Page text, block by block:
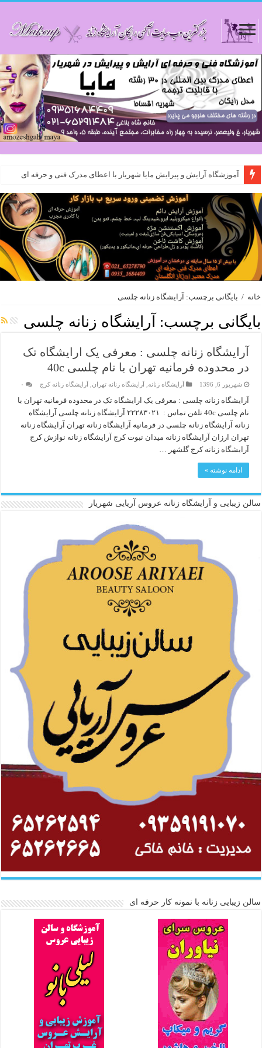
آموزشگاه آرایش و پیرایش مایا شهریار با اعطای مدرک فنی و حرفه ای
خانه / بایگانی برچسب: آرایشگاه زنانه چلسی
بایگانی برچسب: آرایشگاه زنانه چلسی
آرایشگاه زنانه چلسی : معرفی یک ارایشگاه تک
در محدوده فرمانیه تهران با نام چلسی 40c
شهریور 6, 1396 آرایشگاه زنانه ,آرایشگاه زنانه تهران ,آرایشگاه زنانه کرج ۰
آرایشگاه زنانه چلسی : معرفی یک ارایشگاه تک در محدوده فرمانیه تهران با
نام چلسی 40c تلفن تماس : ۲۲۲۸۳۰۲۱ آرایشگاه زنانه چلسی آرایشگاه
زنانه آرایشگاه زنانه چلسی در فرمانیه آرایشگاه زنانه تهران آرایشگاه زنانه
تهران ارزان آرایشگاه زنانه میدان نبوت کرج آرایشگاه زنانه نوازش کرج
آرایشگاه زنانه کرج گلشهر …
ادامه نوشته »
سالن زیبایی و آرایشگاه زنانه عروس آریایی شهریار
سالن زیبایی زنانه با نمونه کار حرفه ای